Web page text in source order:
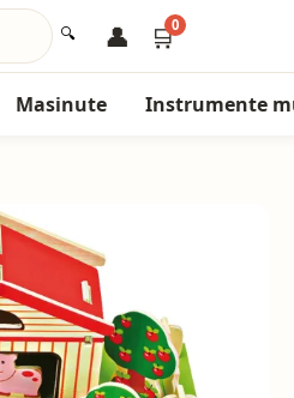
🔍 👤 🛒0
Masinute Instrumente